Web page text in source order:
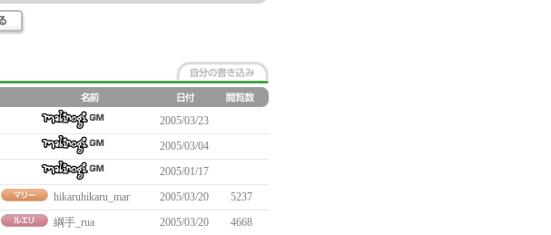
2005/03/23
2005/03/04
2005/01/17
hikaruhikaru_mar 2005/03/20
5237
綱手_rua 2005/03/20
4668